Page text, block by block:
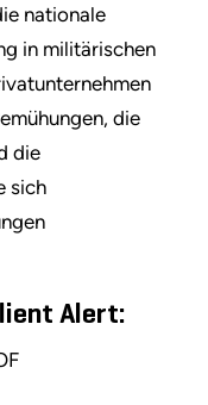
nationale
in militärischen
die
die
sich
Alert: